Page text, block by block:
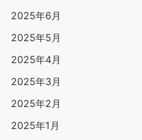
2025年6月
2025年5月
2025年4月
2025年3月
2025年2月
2025年1月